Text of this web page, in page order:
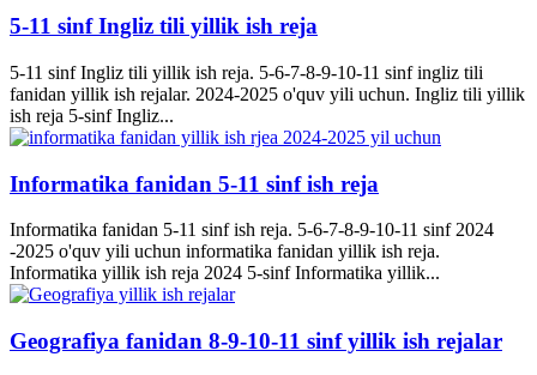
5-11 sinf Ingliz tili yillik ish reja
5-11 sinf Ingliz tili yillik ish reja. 5-6-7-8-9-10-11 sinf ingliz tili
fanidan yillik ish rejalar. 2024-2025 o'quv yili uchun. Ingliz tili yillik
ish reja 5-sinf Ingliz...
Informatika fanidan 5-11 sinf ish reja
Informatika fanidan 5-11 sinf ish reja. 5-6-7-8-9-10-11 sinf 2024
-2025 o'quv yili uchun informatika fanidan yillik ish reja.
Informatika yillik ish reja 2024 5-sinf Informatika yillik...
Geografiya fanidan 8-9-10-11 sinf yillik ish rejalar